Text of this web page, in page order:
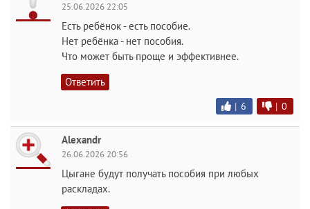
25.06.2026 22:05
Есть ребёнок - есть пособие.
Нет ребёнка - нет пособия.
Что может быть проще и эффективнее.
Ответить
| 6 | 0
Alexandr
26.06.2026 20:56
Цыгане будут получать пособия при любых
раскладах.